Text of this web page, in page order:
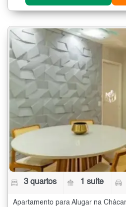
3 quartos 1 suíte